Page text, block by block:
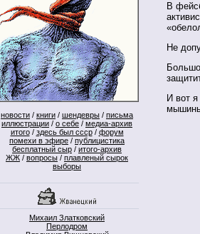
новости / книги / шендевры / письма
иллюстрации / о себе / медиа-архив
итого/ здесь был ссср/ форум
помехи в эфире / публицистика
бесплатный сыр / итого-архив
ЖЖ / вопросы / плавленый сырок
выборы
Михаил Златковский
Перлодром
В
Не
И вот